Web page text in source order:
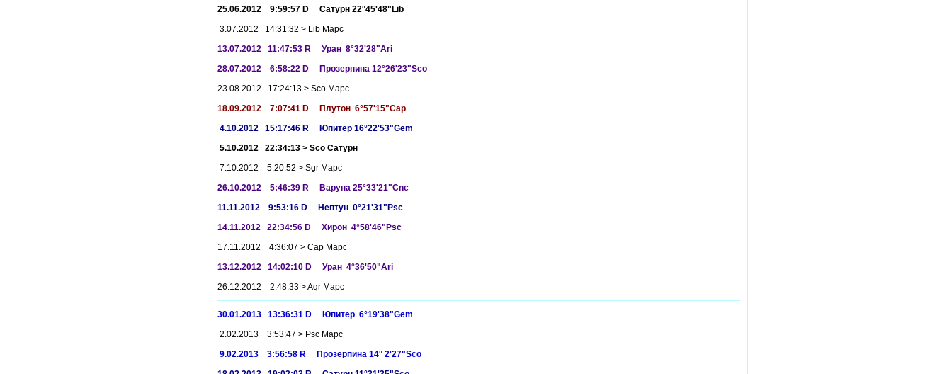
25.06.2012 9:59:57 D Сатурн 22°45'48"Lib
3.07.2012 14:31:32 > Lib Марс
13.07.2012 11:47:53 R Уран 8°32'28"Ari
28.07.2012 6:58:22 D Прозерпина 12°26'23"Sco
23.08.2012 17:24:13 > Sco Марс
18.09.2012 7:07:41 D Плутон 6°57'15"Cap
4.10.2012 15:17:46 R Юпитер 16°22'53"Gem
5.10.2012 22:34:13 > Sco Сатурн
7.10.2012 5:20:52 > Sgr Марс
26.10.2012 5:46:39 R Варуна 25°33'21"Cnc
11.11.2012 9:53:16 D Нептун 0°21'31"Psc
14.11.2012 22:34:56 D Хирон 4°58'46"Psc
17.11.2012 4:36:07 > Cap Марс
13.12.2012 14:02:10 D Уран 4°36'50"Ari
26.12.2012 2:48:33 > Aqr Марс
30.01.2013 13:36:31 D Юпитер 6°19'38"Gem
2.02.2013 3:53:47 > Psc Марс
9.02.2013 3:56:58 R Прозерпина 14° 2'27"Sco